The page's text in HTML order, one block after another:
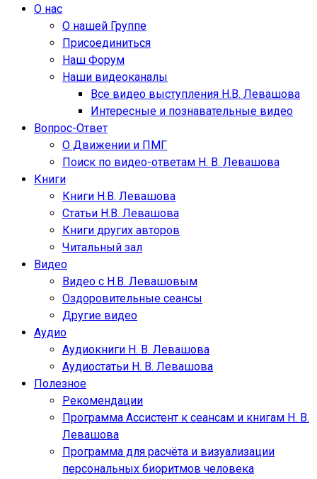
О нас
О нашей Группе
Присоединиться
Наш Форум
Наши видеоканалы
Все видео выступления Н.В. Левашова
Интересные и познавательные видео
Вопрос-Ответ
О Движении и ПМГ
Поиск по видео-ответам Н. В. Левашова
Книги
Книги Н.В. Левашова
Статьи Н.В. Левашова
Книги других авторов
Читальный зал
Видео
Видео с Н.В. Левашовым
Оздоровительные сеансы
Другие видео
Аудио
Аудиокниги Н. В. Левашова
Аудиостатьи Н. В. Левашова
Полезное
Рекомендации
Программа Ассистент к сеансам и книгам Н. В.
Левашова
Программа для расчёта и визуализации
персональных биоритмов человека